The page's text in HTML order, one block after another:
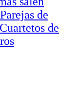
Parejas de
Cuartetos de